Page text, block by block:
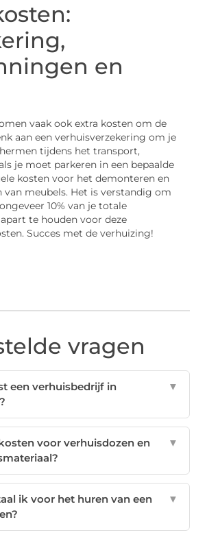
en
vaak ook extra kosten om de
aan een verhuisverzekering om je
tijdens het transport,
je moet parkeren in een bepaalde
kosten voor het demonteren en
van meubels. Het is verstandig om
10% van je totale
te houden voor deze
Succes met de verhuizing!
vragen
een verhuisbedrijf in
▼
voor verhuisdozen en
▼
ik voor het huren van een
▼